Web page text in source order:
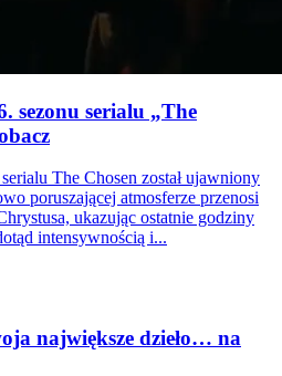
sezonu serialu „The
The Chosen został ujawniony
poruszającej atmosferze przenosi
ukazując ostatnie godziny
intensywnością i...
największe dzieło… na